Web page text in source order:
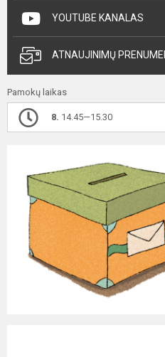
YOUTUBE KANALAS
ATNAUJINIMŲ
Pamokų laikas
8. 14.45—15.30